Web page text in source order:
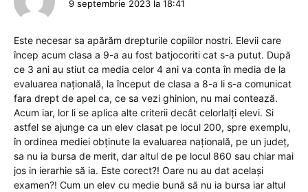
9 septembrie 2023 la 18:41
Este necesar sa apărăm drepturile copiilor nostri. Elevii care
încep acum clasa a 9-a au fost batjocoriti cat s-a putut. După
ce 3 ani au stiut ca media celor 4 ani va conta în media de la
evaluarea națională, la început de clasa a 8-a li s-a comunicat
fara drept de apel ca, ce sa vezi ghinion, nu mai contează.
Acum iar, lor li se aplica alte criterii decât celorlalți elevi. Si
astfel se ajunge ca un elev clasat pe locul 200, spre exemplu,
în ordinea mediei obținute la evaluarea națională, pe un județ,
sa nu ia bursa de merit, dar altul de pe locul 860 sau chiar mai
jos in ierarhie să ia. Este corect?! Oare nu au dat același
examen?! Cum un elev cu medie bună să nu ia bursa iar altul